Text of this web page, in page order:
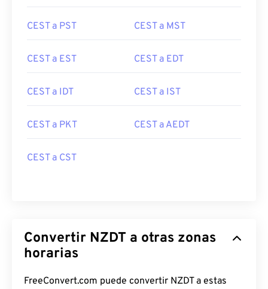
CEST a PST CEST a MST
CEST a EST CEST a EDT
CEST a IDT CEST a IST
CEST a PKT CEST a AEDT
CEST a CST
Convertir NZDT a otras zonas
horarias
FreeConvert.com puede convertir NZDT a estas